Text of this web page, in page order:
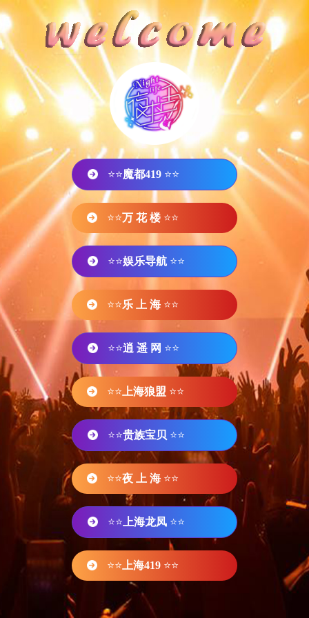
⭐⭐魔都419 ⭐⭐
⭐⭐万 花 楼 ⭐⭐
⭐⭐娱乐导航 ⭐⭐
⭐⭐乐 上 海 ⭐⭐
⭐⭐逍 遥 网 ⭐⭐
⭐⭐ 上海狼盟 ⭐⭐
⭐⭐贵族宝贝 ⭐⭐
⭐⭐夜 上 海 ⭐⭐
⭐⭐ 上海龙凤 ⭐⭐
⭐⭐ 上海419 ⭐⭐